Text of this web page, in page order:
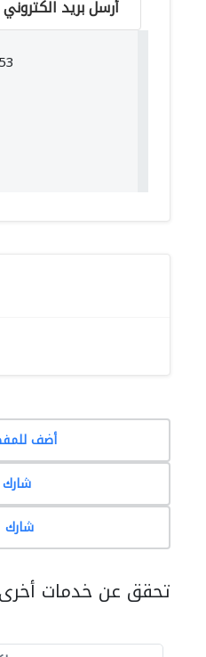
أرسل بريد الكتروني
أضف
شارك
شارك
تحقق عن خدمات